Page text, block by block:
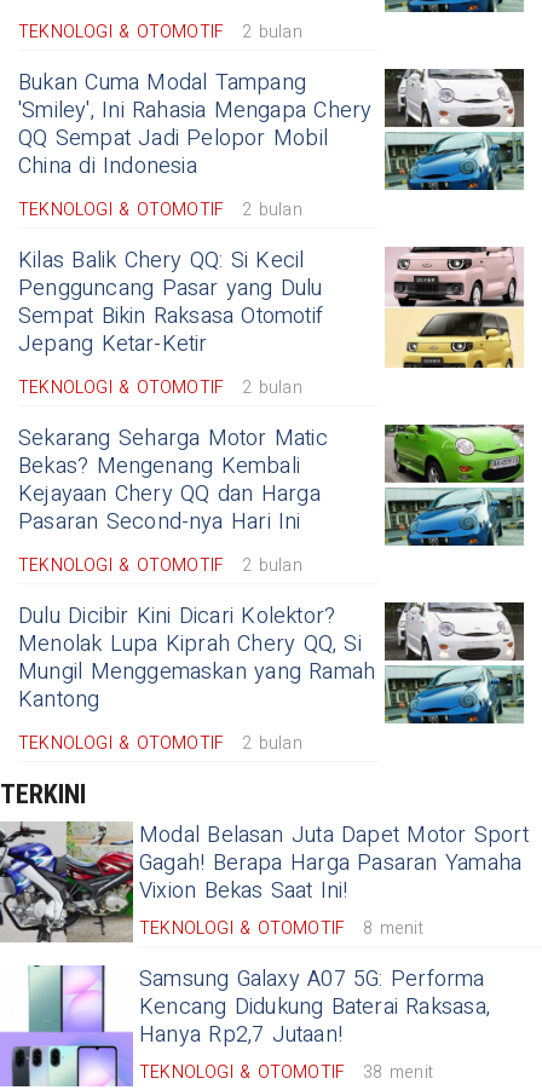
TEKNOLOGI & OTOMOTIF 2 bulan
Bukan Cuma Modal Tampang
'Smiley', Ini Rahasia Mengapa Chery
QQ Sempat Jadi Pelopor Mobil
China di Indonesia
TEKNOLOGI & OTOMOTIF 2 bulan
Kilas Balik Chery QQ: Si Kecil
Pengguncang Pasar yang Dulu
Sempat Bikin Raksasa Otomotif
Jepang Ketar-Ketir
TEKNOLOGI & OTOMOTIF 2 bulan
Sekarang Seharga Motor Matic
Bekas? Mengenang Kembali
Kejayaan Chery QQ dan Harga
Pasaran Second-nya Hari Ini
TEKNOLOGI & OTOMOTIF 2 bulan
Dulu Dicibir Kini Dicari Kolektor?
Menolak Lupa Kiprah Chery QQ, Si
Mungil Menggemaskan yang Ramah
Kantong
TEKNOLOGI & OTOMOTIF 2 bulan
TERKINI
Modal Belasan Juta Dapet Motor Sport
Gagah! Berapa Harga Pasaran Yamaha
Vixion Bekas Saat Ini!
TEKNOLOGI & OTOMOTIF 8 menit
Samsung Galaxy A07 5G: Performa
Kencang Didukung Baterai Raksasa,
Hanya Rp2,7 Jutaan!
TEKNOLOGI & OTOMOTIF 38 menit